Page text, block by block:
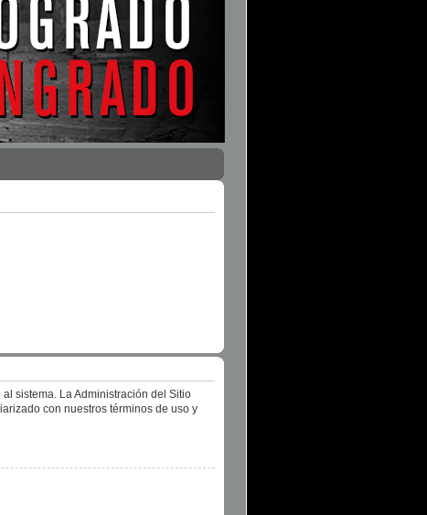
sistema. La Administración del Sitio
con nuestros términos de uso y